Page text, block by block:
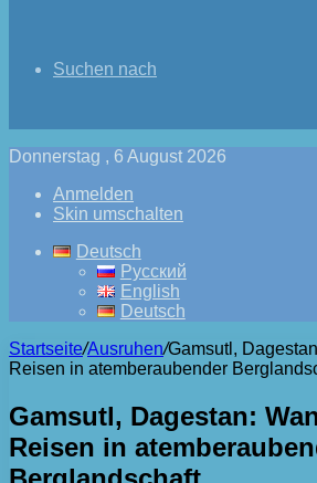
Suchen nach
Donnerstag , 6 August 2026
Anmelden
Skin umschalten
Deutsch
Русский
English
Deutsch
Startseite/Ausruhen/Gamsutl,
Reisen in atemberaubender
Gamsutl, Dagestan:
Reisen in